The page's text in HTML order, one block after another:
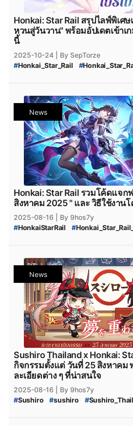
Honkai_Star_Rail_4.1_Characters
# Honkai_Star_Rail_ข่าว #
# Honkai_Star_Rail_อัพเดทวันไหน
#Honkai_Star_Rail_4.1_มาวันไหน
#Honkai_Star_Rail_แจกเพชร
#Honkai_Star_Rail_แจกตั๋วฟรี
#Honkai_Star_Rail_แจกตั๋ว
แจกฟรีตัวละคร_5_ดาว
แจกฟรี_Dan_Heng_จ้าวทรนงคงปฐพี
Honkai_Star_Rail_แจกโค้ด #
Honkai_Star_Rail_Redeem_Code
Honkai_Star_Rail_4.1_Code
Honkai_Star_Rail_New_Light_Cone
Honkai_Star_Rail_Apk #
Honkai_Star_Rail_กิจกรรมไลฟ์สตรีม
สรุป_Honkai_Star_Rail_4.1 #
#สรุปไลฟ์แพทช์_4.1 #สรุปไลฟ์แพทช์
#สรุปอัปเดตแพตช์_4.1
Honkai: Star Rail สรุปไลฟ์พิเศ
หวนสู่วันวาน" พร้อมอัปเดตเข้าเ
นี้
2025-10-24
| By SepTorze
#Honkai_Star_Rail #
Honkai_Star_Rail_Hyacine
Honkai_Star_Rail_Hyacine_Rerun
Honkai_Star_Rail_Castorice
Honkai_Star_Rail_Castorice_Rerun
Honkai_Star_Rail_ตัวละครใหม่
Honkai_Star_Rail_3.7_Characters
Honkai_Star_Rail_ข่าว #
# Honkai_Star_Rail_อัพเดทวันไหน
#Honkai_Star_Rail_3.7_มาวันไหน
#Honkai_Star_Rail_แจกเพชร #
#Honkai_Star_Rail_แจกตั๋วฟรี
#Honkai_Star_Rail_แจกตั๋ว
แจกฟรีตัวละคร_5_ดาว
แจกฟรี_Dan_Heng_จ้าวทรนงคงปฐพี
Honkai_Star_Rail_แจกโค้ด
Honkai_Star_Rail_Redeem_Code
Honkai_Star_Rail_3.7_Code
Honkai_Star_Rail_New_Light_Cone
Honkai_Star_Rail_Apk #
Honkai_Star_Rail_กิจกรรมไลฟ์สตรีม
สรุป_Honkai_Star_Rail_3.7 #
#สรุปไลฟ์แพทช์_3.7 # สรุปไลฟ์แพทช์
#สรุปอัปเดตแพตช์_3.7
#Honkai_Star_Rail_สรุปข้อมูลเวอร์ชั่น
Honkai_Star_Rail_Tribbie
#Honkai_Star_Rail_Tribbie_Rerun
#
News
Honkai: Star Rail รวมโค้ดแจก
สิงหาคม 2025 " และ วิธีใช้งาน
2025-08-16
| By 9hos7y
#HonkaiStarRail #
Hyacine_Banner #
Honkai_Star_Rail_3.5_โค้ดแจกฟรี
Honkai_Star_Rail_3.5_Code
Honkai_Star_Rail_3.5_August_Code
HSR_วิธีหาเพชร #HSR_วิธีหา
HSR_เติมเพชร #
Honkai_Star_Rail_Fate #
HonkaiTH #เกมมือถือ #ฟรีไอเทม #
เกมใหม่ #GamerThailand #
#เกมออนไลน์ #แจกโค้ดฟรี #
#ฟรีโค้ดเกม #เกมมือถือไทย #
#HonkaiRewards #FreeCodes #
#MobileGames #FreeItems
#NewGame #GamingThailand
#FreeGameCodes HonkaiEvents
News
Sushiro Thailand x Honkai:
กิจกรรมตั้งแต่ วันที่ 25 สิงหาคม
ละเอียดต่าง ๆ ที่น่าสนใจ
2025-08-16
| By 9hos7y
#Sushiro #sushiro #